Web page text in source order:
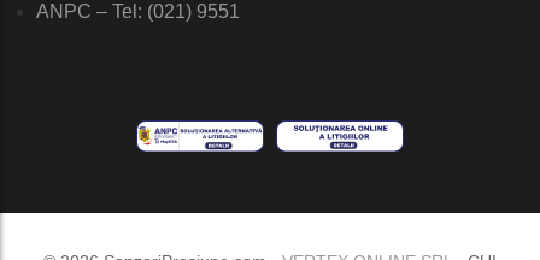
ANPC – Tel: (021) 9551